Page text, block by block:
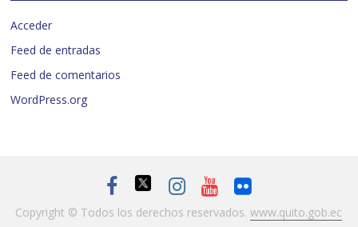
Acceder
Feed de entradas
Feed de comentarios
WordPress.org
Copyright © Todos los derechos reservados.www.quito.gob.ec